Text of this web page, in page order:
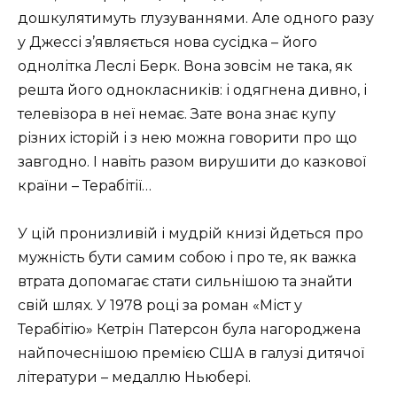
дошкулятимуть глузуваннями. Але одного разу
у Джессі з’являється нова сусідка – його
однолітка Леслі Берк. Вона зовсім не така, як
решта його однокласників: і одягнена дивно, і
телевізора в неї немає. Зате вона знає купу
різних історій і з нею можна говорити про що
завгодно. І навіть разом вирушити до казкової
країни – Терабітії…
У цій пронизливій і мудрій книзі йдеться про
мужність бути самим собою і про те, як важка
втрата допомагає стати сильнішою та знайти
свій шлях. У 1978 році за роман «Міст у
Терабітію» Кетрін Патерсон була нагороджена
найпочеснішою премією США в галузі дитячої
літератури – медаллю Ньюбері.